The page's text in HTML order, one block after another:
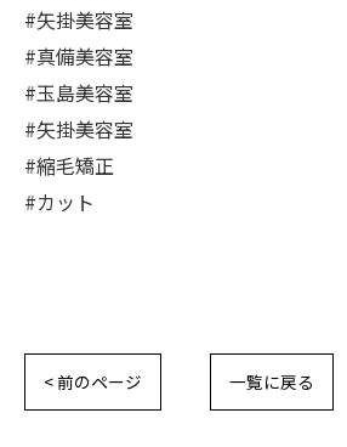
#矢掛美容室
#真備美容室
#玉島美容室
#矢掛美容室
#縮毛矯正
#カット
< 前のページ 一覧に戻る